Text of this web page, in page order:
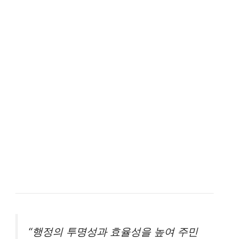
“행정의 투명성과 효율성을 높여 주민